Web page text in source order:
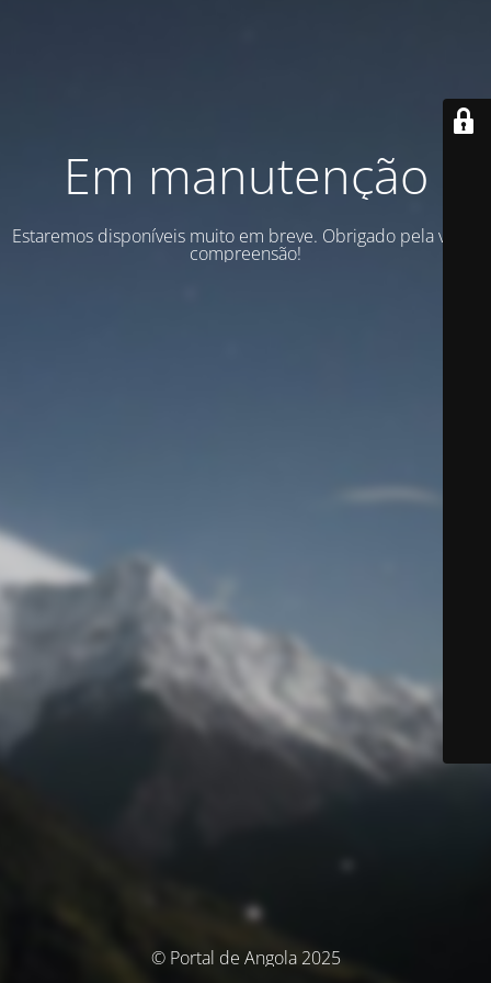
Em manutenção
Estaremos disponíveis muito em breve. Obrigado pela vossa
compreensão!
© Portal de Angola 2025